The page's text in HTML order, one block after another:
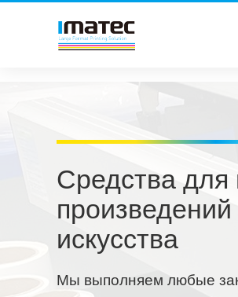
Средства для
произведений
искусства
Мы выполняем любые